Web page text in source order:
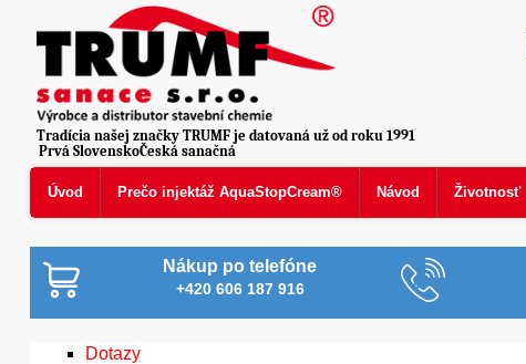
Úvod Prečo injektáž AquaStopCream® Návod Životnosť
Prvá SlovenskoČeská sanačná
Tradícia našej značky TRUMF je datovaná už od roku 1991
Nákup po telefóne
+420 606 187 916
Dotazy